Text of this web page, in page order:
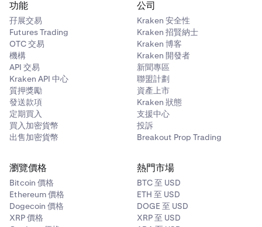
功能
孖展交易
Futures Trading
OTC 交易
機構
API 交易
Kraken API 中心
質押獎勵
發送款項
定期買入
買入加密貨幣
出售加密貨幣
公司
Kraken 安全性
Kraken 招賢納士
Kraken 博客
Kraken 開發者
新聞專區
聯盟計劃
資產上市
Kraken 狀態
支援中心
投訴
Breakout Prop Trading
瀏覽價格
Bitcoin 價格
Ethereum 價格
Dogecoin 價格
XRP 價格
熱門市場
BTC 至 USD
ETH 至 USD
DOGE 至 USD
XRP 至 USD